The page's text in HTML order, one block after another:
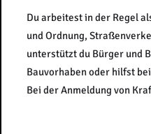
Du arbeitest in der Regel
und Ordnung,
unterstützt du Bürger und
Bauvorhaben oder hilfst
Bei der Anmeldung von